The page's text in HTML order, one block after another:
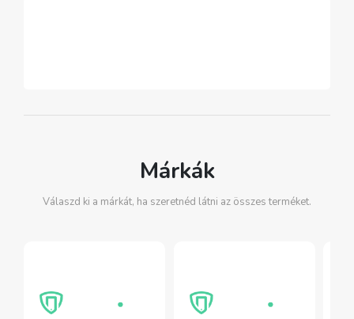
Márkák
Válaszd ki a márkát, ha szeretnéd látni az összes terméket.